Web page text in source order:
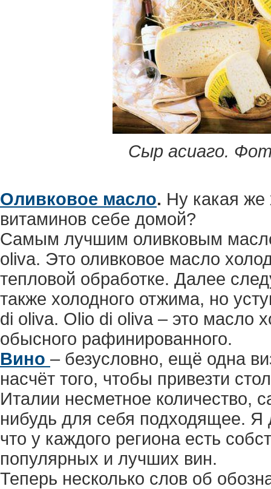
Сыр асиаго.
Оливковое масло. Ну какая же
витаминов себе домой?
Самым лучшим оливковым
oliva. Это оливковое масло
тепловой обработке. Далее
также холодного отжима, но
di oliva. Olio di oliva – это масло
обысного рафинированного.
Вино – безусловно, ещё одна
насчёт того, чтобы привезти
Италии несметное количество,
нибудь для себя подходящее. Я
что у каждого региона есть
популярных и лучших вин.
Теперь несколько слов об